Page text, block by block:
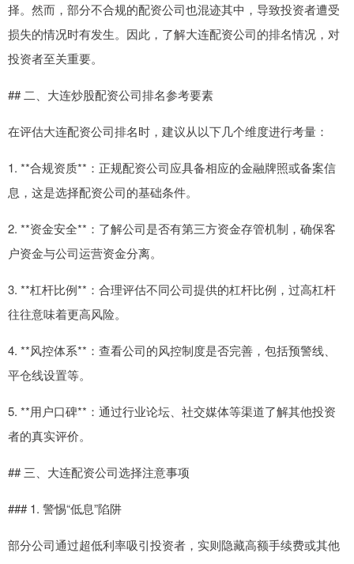
择。然而，部分不合规的配资公司也混迹其中，导致投资者遭受
损失的情况时有发生。因此，了解大连配资公司的排名情况，对
投资者至关重要。
## 二、大连炒股配资公司排名参考要素
在评估大连配资公司排名时，建议从以下几个维度进行考量：
1. **合规资质**：正规配资公司应具备相应的金融牌照或备案信
息，这是选择配资公司的基础条件。
2. **资金安全**：了解公司是否有第三方资金存管机制，确保客
户资金与公司运营资金分离。
3. **杠杆比例**：合理评估不同公司提供的杠杆比例，过高杠杆
往往意味着更高风险。
4. **风控体系**：查看公司的风控制度是否完善，包括预警线、
平仓线设置等。
5. **用户口碑**：通过行业论坛、社交媒体等渠道了解其他投资
者的真实评价。
## 三、大连配资公司选择注意事项
### 1. 警惕“低息”陷阱
部分公司通过超低利率吸引投资者，实则隐藏高额手续费或其他